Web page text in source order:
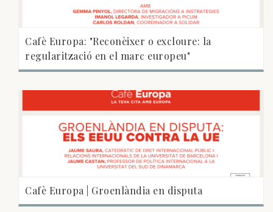
Cafè Europa: "Reconèixer o excloure: la
regularització en el marc europeu"
Cafè Europa | Groenlàndia en disputa